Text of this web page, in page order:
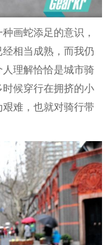
画蛇添足的意识，
相当成熟，而我仍
理解恰恰是城市骑
候穿行在拥挤的小
难，也就对骑行带